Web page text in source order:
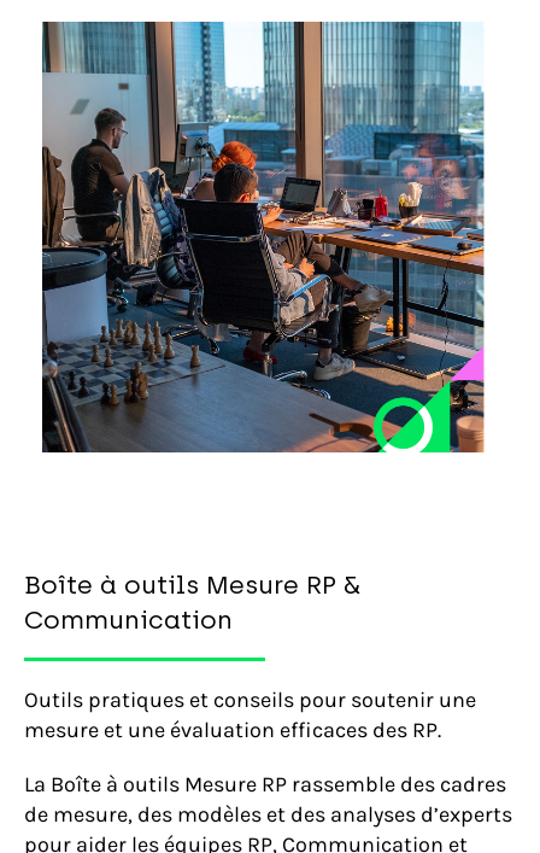
Boîte à outils Mesure RP &
Communication
Outils pratiques et conseils pour soutenir une
mesure et une évaluation efficaces des RP.
La Boîte à outils Mesure RP rassemble des cadres
de mesure, des modèles et des analyses d’experts
pour aider les équipes RP, Communication et